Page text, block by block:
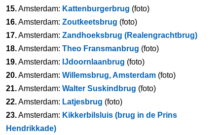
15.Amsterdam: Kattenburgerbrug (foto)
16.Amsterdam: Zoutkeetsbrug (foto)
17.Amsterdam: Zandhoeksbrug (Realengrachtbrug)
18.Amsterdam: Theo Fransmanbrug (foto)
19.Amsterdam: IJdoornlaanbrug (foto)
20.Amsterdam: Willemsbrug, Amsterdam (foto)
21.Amsterdam: Walter Suskindbrug (foto)
22.Amsterdam: Latjesbrug (foto)
23.Amsterdam: Kikkerbilsluis (brug in de Prins
Hendrikkade)